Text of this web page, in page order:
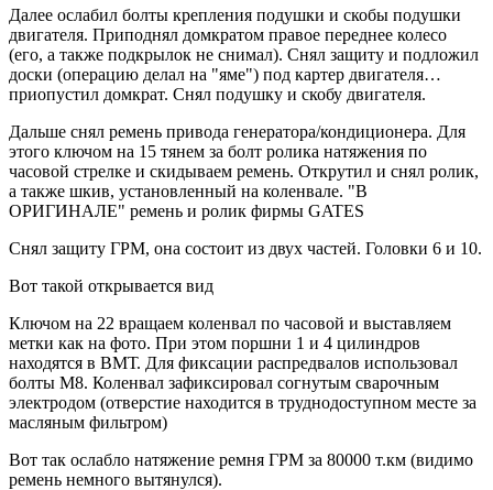
Далее ослабил болты крепления подушки и скобы подушки
двигателя. Приподнял домкратом правое переднее колесо
(его, а также подкрылок не снимал). Снял защиту и подложил
доски (операцию делал на "яме") под картер двигателя…
приопустил домкрат. Снял подушку и скобу двигателя.
Дальше снял ремень привода генератора/кондиционера. Для
этого ключом на 15 тянем за болт ролика натяжения по
часовой стрелке и скидываем ремень. Открутил и снял ролик,
а также шкив, установленный на коленвале. "В
ОРИГИНАЛЕ" ремень и ролик фирмы GATES
Снял защиту ГРМ, она состоит из двух частей. Головки 6 и 10.
Вот такой открывается вид
Ключом на 22 вращаем коленвал по часовой и выставляем
метки как на фото. При этом поршни 1 и 4 цилиндров
находятся в ВМТ. Для фиксации распредвалов использовал
болты М8. Коленвал зафиксировал согнутым сварочным
электродом (отверстие находится в труднодоступном месте за
масляным фильтром)
Вот так ослабло натяжение ремня ГРМ за 80000 т.км (видимо
ремень немного вытянулся).